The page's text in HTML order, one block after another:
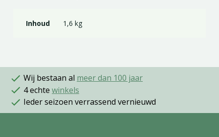
Inhoud 1,6 kg
Wij bestaan al meer dan 100 jaar
4 echte winkels
Ieder seizoen verrassend vernieuwd